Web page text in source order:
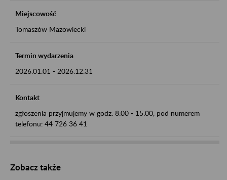
Miejscowość
Tomaszów Mazowiecki
Termin wydarzenia
2026.01.01 - 2026.12.31
Kontakt
zgłoszenia przyjmujemy w godz. 8:00 - 15:00, pod numerem
telefonu: 44 726 36 41
Zobacz także